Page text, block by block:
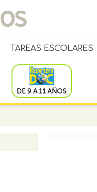
TAREAS ESCOLARES